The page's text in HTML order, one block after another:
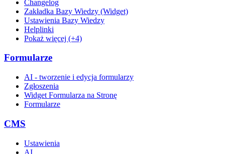
Changelog
Zakładka Bazy Wiedzy (Widget)
Ustawienia Bazy Wiedzy
Helplinki
Pokaż więcej (+4)
Formularze
AI - tworzenie i edycja formularzy
Zgłoszenia
Widget Formularza na Stronę
Formularze
CMS
Ustawienia
AI